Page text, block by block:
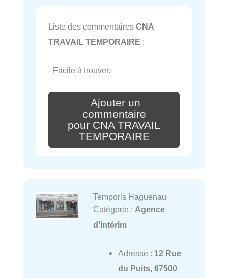
Liste des commentaires CNA
TRAVAIL TEMPORAIRE :
- Facile à trouver.
Ajouter un
commentaire
pour CNA TRAVAIL
TEMPORAIRE
Temporis Haguenau
Catégorie : Agence
d'intérim
Adresse : 12 Rue
du Puits, 67500